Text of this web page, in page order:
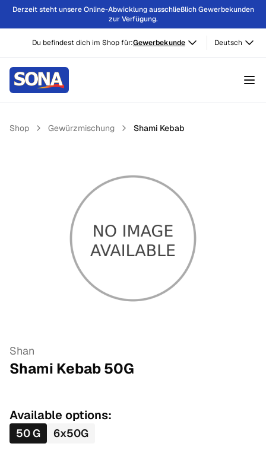
Derzeit steht unsere Online-Abwicklung ausschließlich Gewerbekunden
zur Verfügung.
Du befindest dich im Shop für:Gewerbekunde Deutsch
Shop Gewürzmischung Shami Kebab
Shan
Shami Kebab50G
Available options:
50G 6x50G